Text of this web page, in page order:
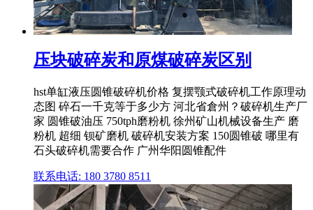
压块破碎炭和原煤破碎炭区别
hst单缸液压圆锥破碎机价格 复摆颚式破碎机工作原理动
态图 碎石一千克等于多少方 河北省倉州？破碎机生产厂
家 圆锥破油压 750tph磨粉机 徐州矿山机械设备生产 磨
粉机 超细 钡矿磨机 破碎机安装方案 150圆锥破 哪里有
石头破碎机需要合作 广州华阳圆锥配件
联系电话: 180 3780 8511